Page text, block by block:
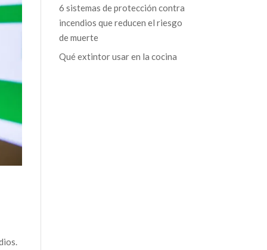
6 sistemas de protección contra
incendios que reducen el riesgo
de muerte
Qué extintor usar en la cocina